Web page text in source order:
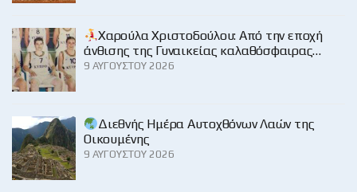
Χαρούλα Χριστοδούλου: Από την εποχή
άνθισης της Γυναικείας καλαθόσφαιρας…
9 ΑΥΓΟΎΣΤΟΥ 2026
Διεθνής Ημέρα Αυτοχθόνων Λαών της
Οικουμένης
9 ΑΥΓΟΎΣΤΟΥ 2026